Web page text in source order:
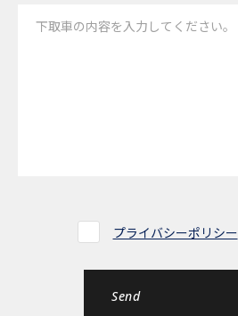
プライバシーポリシー